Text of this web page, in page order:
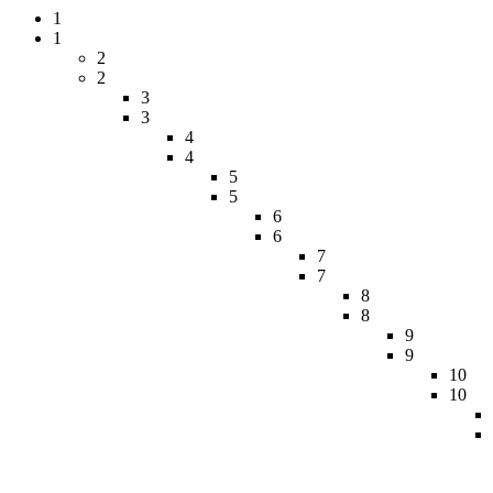
1
1
2
2
3
3
4
4
5
5
6
6
7
7
8
8
9
9
10
10